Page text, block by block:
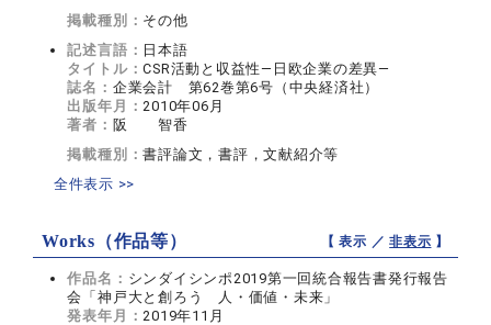
掲載種別： その他
記述言語： 日本語
タイトル：CSR活動と収益性―日欧企業の差異―
誌名： 企業会計 第62巻第6号（中央経済社）
出版年月： 2010年06月
著者： 阪 智香
掲載種別：書評論文，書評，文献紹介等
全件表示 >>
Works（作品等） 【 表示 ／非表示 】
作品名： シンダイシンポ2019第一回統合報告書発行報告
会「神戸大と創ろう 人・価値・未来」
発表年月： 2019年11月